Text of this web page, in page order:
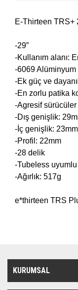
E-Thirteen TRS+
-29”
-Kullanım alanı:
-6069
-Ek güç ve
-En zorlu patika
-Agresif
-Dış genişlik:
-İç genişlik: 23mm
-Profil: 22mm
-28 delik
-Tubeless uyumlu
-Ağırlık: 517g
e*thirteen TRS
KURUMSAL